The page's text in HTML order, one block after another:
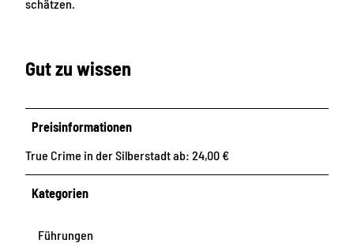
schätzen.
Gut zu wissen
Preisinformationen
True Crime in der Silberstadt ab: 24,00 €
Kategorien
Führungen